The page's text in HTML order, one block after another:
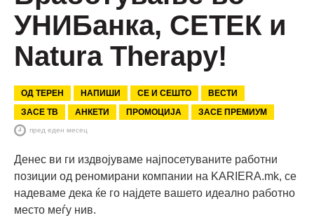
УНИБанка, СЕТЕК и
Natura Therapy!
ОД ТЕРЕН НАПИШИ СЕ И СЕШТО
ВЕСТИ
ЗАСЕ ТВ
АНКЕТИ ПРОМОЦИЈА ЗАСЕ ПРЕМИУМ
пред еден месец
Денес ви ги издвојуваме најпосетуваните работни
позиции од реномирани компании на KARIERA.mk, се
надеваме дека ќе го најдете вашето идеално работно
место меѓу нив.